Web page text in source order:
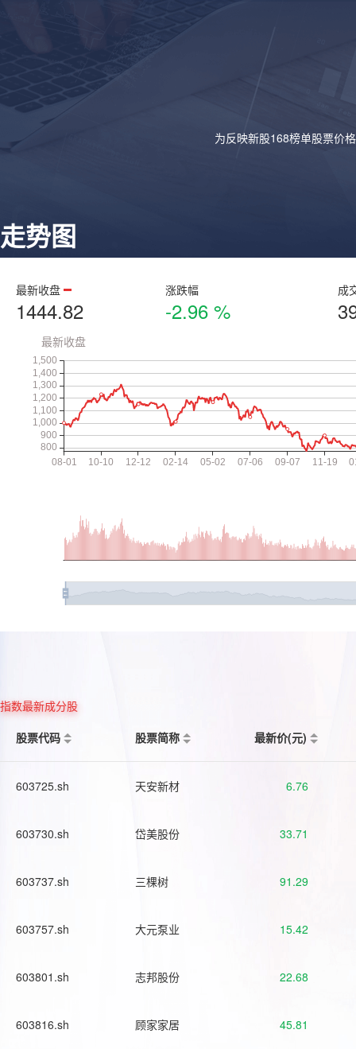
为反映新股168榜单股票价
走势图
最新收盘
1444.82
涨跌幅
-2.96 %
成
指数最新成分股
股票代码
股票简称 最新价(元)
603725.sh 天安新材 6.76
603730.sh 岱美股份 33.71
603737.sh 三棵树 91.29
603757.sh 大元泵业 15.42
603801.sh 志邦股份 22.68
603816.sh 顾家家居 45.81